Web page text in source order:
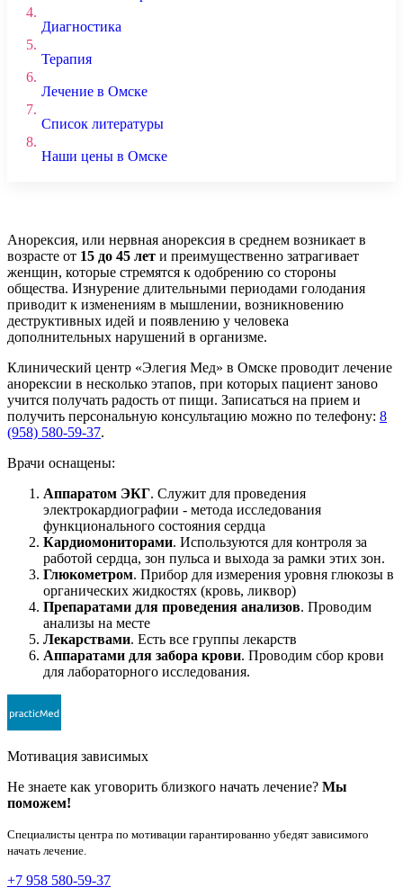
4.
Диагностика
5.
Терапия
6.
Лечение в Омске
7.
Список литературы
8.
Наши цены в Омске
Анорексия, или нервная анорексия в среднем возникает в
возрасте от 15 до 45 лет и преимущественно затрагивает
женщин, которые стремятся к одобрению со стороны
общества. Изнурение длительными периодами голодания
приводит к изменениям в мышлении, возникновению
деструктивных идей и появлению у человека
дополнительных нарушений в организме.
Клинический центр «Элегия Мед» в Омске проводит лечение
анорексии в несколько этапов, при которых пациент заново
учится получать радость от пищи. Записаться на прием и
получить персональную консультацию можно по телефону: 8
(958) 580-59-37.
Врачи оснащены:
Аппаратом ЭКГ. Служит для проведения
электрокардиографии - метода исследования
функционального состояния сердца
Кардиомониторами. Используются для контроля за
работой сердца, зон пульса и выхода за рамки этих зон.
Глюкометром. Прибор для измерения уровня глюкозы в
органических жидкостях (кровь, ликвор)
Препаратами для проведения анализов. Проводим
анализы на месте
Лекарствами. Есть все группы лекарств
Аппаратами для забора крови. Проводим сбор крови
для лабораторного исследования.
Мотивация зависимых
Не знаете как уговорить близкого начать лечение? Мы
поможем!
Специалисты центра по мотивации гарантированно убедят зависимого
начать лечение.
+7 958 580-59-37